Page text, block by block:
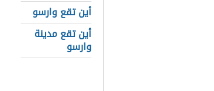
أين تقع وارسو
أين تقع مدينة
وارسو